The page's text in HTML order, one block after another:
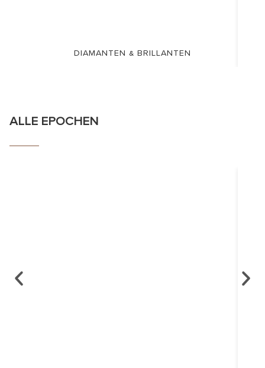
DIAMANTEN & BRILLANTEN
ALLE EPOCHEN